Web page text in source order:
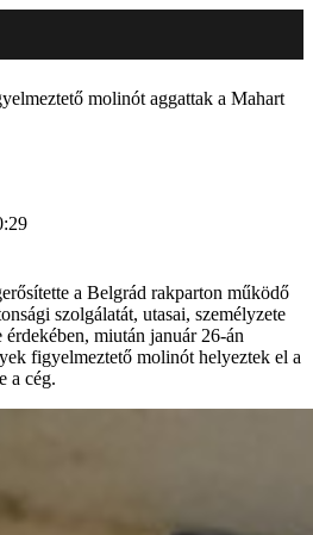
molinót aggattak a Mahart
a Belgrád rakparton működő
szolgálatát, utasai, személyzete
miután január 26-án
figyelmeztető molinót helyeztek el a
a cég.